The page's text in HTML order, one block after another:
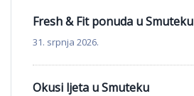
Fresh & Fit ponuda u Smuteku
31. srpnja 2026.
Okusi ljeta u Smuteku